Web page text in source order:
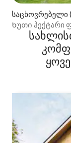
საცხოვრებელი
Ხუთი ჰექტარი